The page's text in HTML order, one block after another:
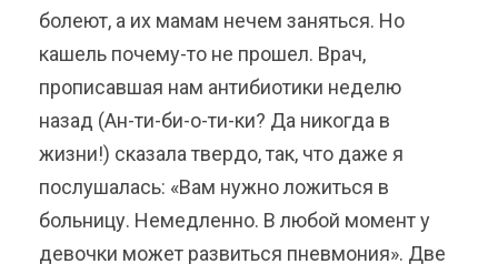
болеют, а их мамам нечем заняться. Но
кашель почему-то не прошел. Врач,
прописавшая нам антибиотики неделю
назад (Ан-ти-би-о-ти-ки? Да никогда в
жизни!) сказала твердо, так, что даже я
послушалась: «Вам нужно ложиться в
больницу. Немедленно. В любой момент у
девочки может развиться пневмония». Две